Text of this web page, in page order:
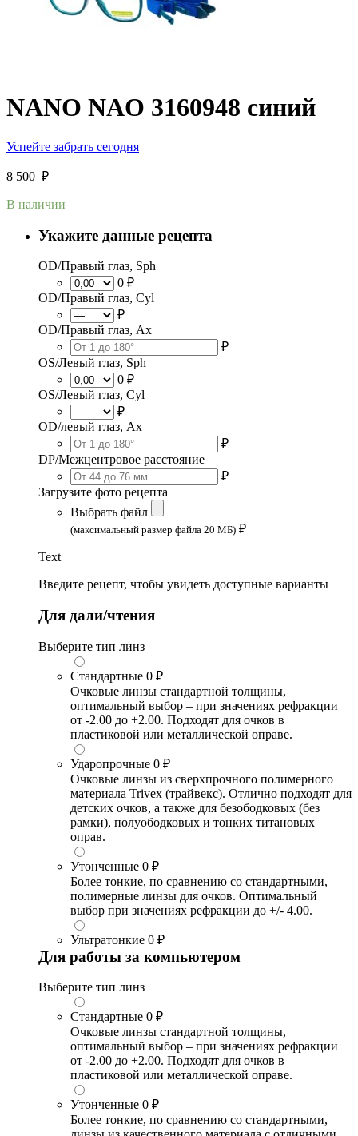
NANO NAO 3160948 синий
Успейте забрать сегодня
8 500 ₽
В наличии
Укажите данные рецепта
OD/Правый глаз, Sph
0 ₽
OD/Правый глаз, Cyl
₽
OD/Правый глаз, Ax
₽
OS/Левый глаз, Sph
0 ₽
OS/Левый глаз, Cyl
₽
OD/левый глаз, Ax
₽
DP/Межцентровое расстояние
₽
Загрузите фото рецепта
Выбрать файл
(максимальный размер файла 20 МБ) ₽
Text
Введите рецепт, чтобы увидеть доступные варианты
Для дали/чтения
Выберите тип линз
Стандартные 0 ₽
Очковые линзы стандартной толщины,
оптимальный выбор – при значениях рефракции
от -2.00 до +2.00. Подходят для очков в
пластиковой или металлической оправе.
Ударопрочные 0 ₽
Очковые линзы из сверхпрочного полимерного
материала Trivex (трайвекс). Отлично подходят для
детских очков, а также для безободковых (без
рамки), полуободковых и тонких титановых
оправ.
Утонченные 0 ₽
Более тонкие, по сравнению со стандартными,
полимерные линзы для очков. Оптимальный
выбор при значениях рефракции до +/- 4.00.
Ультратонкие 0 ₽
Для работы за компьютером
Выберите тип линз
Стандартные 0 ₽
Очковые линзы стандартной толщины,
оптимальный выбор – при значениях рефракции
от -2.00 до +2.00. Подходят для очков в
пластиковой или металлической оправе.
Утонченные 0 ₽
Более тонкие, по сравнению со стандартными,